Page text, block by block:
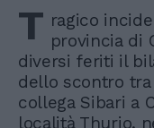
T ragico
provincia di
diversi feriti il
dello scontro
collega Sibari a
località Thurio,